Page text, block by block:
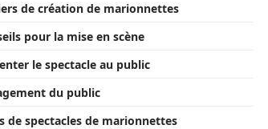
de création de marionnettes
pour la mise en scène
le spectacle au public
du public
de spectacles de marionnettes